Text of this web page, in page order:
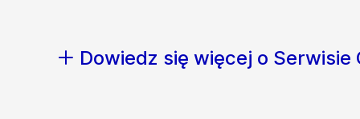
Dowiedz się więcej o Serwisie